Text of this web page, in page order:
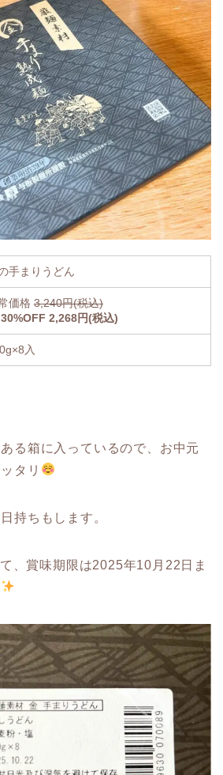
手まりうどん
価格 3,240円(税込)
30%OFF 2,268円(税込)
入
る箱に入っているので、お中元
タリ
持ちもします。
、賞味期限は2025年10月22日ま